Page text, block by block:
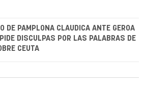
DE PAMPLONA CLAUDICA ANTE GEROA
DISCULPAS POR LAS PALABRAS DE
CEUTA